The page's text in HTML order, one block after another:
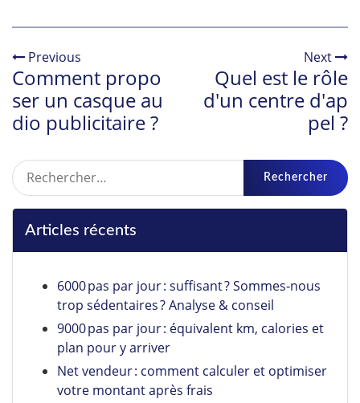
Previous
Comment propo
ser un casque au
dio publicitaire ?
Next
Quel est le rôle
d'un centre d'ap
pel ?
Rechercher :
Articles récents
6000 pas par jour : suffisant ? Sommes‑nous
trop sédentaires ? Analyse & conseil
9000 pas par jour : équivalent km, calories et
plan pour y arriver
Net vendeur : comment calculer et optimiser
votre montant après frais